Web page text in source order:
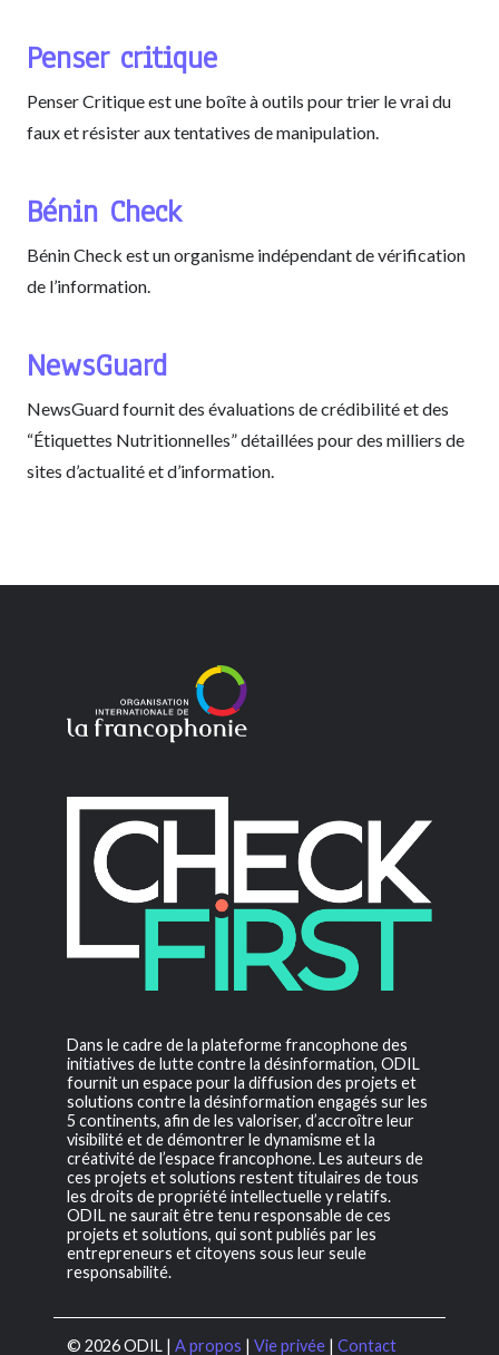
Penser critique
Penser Critique est une boîte à outils pour trier le vrai du
faux et résister aux tentatives de manipulation.
Bénin Check
Bénin Check est un organisme indépendant de vérification
de l’information.
NewsGuard
NewsGuard fournit des évaluations de crédibilité et des
“Étiquettes Nutritionnelles” détaillées pour des milliers de
sites d’actualité et d’information.
Dans le cadre de la plateforme francophone des
initiatives de lutte contre la désinformation, ODIL
fournit un espace pour la diffusion des projets et
solutions contre la désinformation engagés sur les
5 continents, afin de les valoriser, d’accroître leur
visibilité et de démontrer le dynamisme et la
créativité de l’espace francophone. Les auteurs de
ces projets et solutions restent titulaires de tous
les droits de propriété intellectuelle y relatifs.
ODIL ne saurait être tenu responsable de ces
projets et solutions, qui sont publiés par les
entrepreneurs et citoyens sous leur seule
responsabilité.
© 2026 ODIL | A propos | Vie privée | Contact